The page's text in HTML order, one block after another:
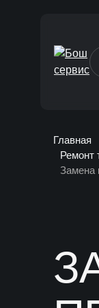
[
Главная
Ремонт
Замена